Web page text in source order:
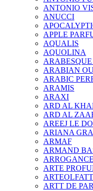
ANTONIO
ANUCCI
APPLE
AQUALIS
AQUOLINA
ARABIAN
ARABIC
ARAMIS
ARAXI
ARD AL
ARD AL
AREEJ LE
ARIANA
ARMAF
ARMAND
ARROGANCE
ARTE
ARTT DE